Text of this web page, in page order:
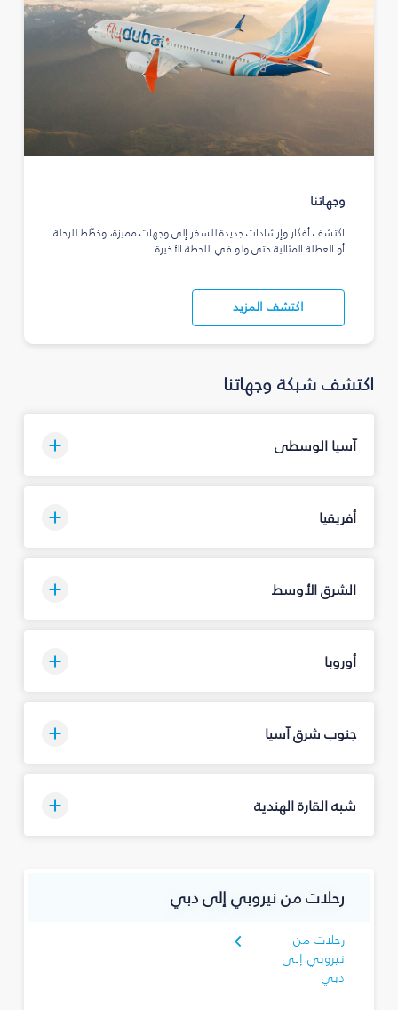
وجهاتنا
اكتشف أفكار وإرشادات جديدة للسفر إلى وجهات مميزة، وخطّط للرحلة
أو العطلة المثالية حتى ولو في اللحظة الأخيرة.
اكتشف المزيد
اكتشف شبكة وجهاتنا
آسيا الوسطى
أفريقيا
الشرق الأوسط
أوروبا
جنوب شرق آسيا
شبه القارة الهندية
رحلات من نيروبي إلى دبي
رحلات من
نيروبي إلى
دبي